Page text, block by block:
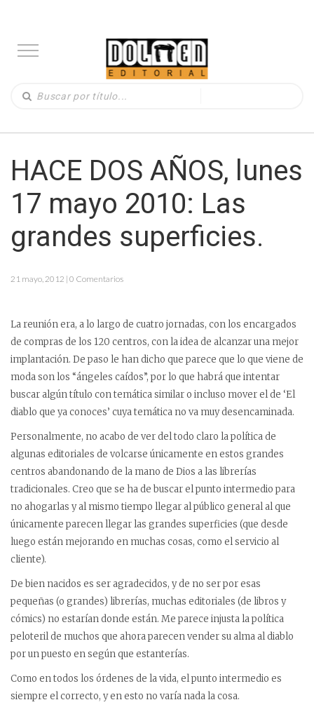
HACE DOS AÑOS, lunes
17 mayo 2010: Las
grandes superficies.
21 mayo, 2012 | 0 Comentarios
La reunión era, a lo largo de cuatro jornadas, con los encargados
de compras de los 120 centros, con la idea de alcanzar una mejor
implantación. De paso le han dicho que parece que lo que viene de
moda son los “ángeles caídos”, por lo que habrá que intentar
buscar algún título con temática similar o incluso mover el de ‘El
diablo que ya conoces’ cuya temática no va muy desencaminada.
Personalmente, no acabo de ver del todo claro la política de
algunas editoriales de volcarse únicamente en estos grandes
centros abandonando de la mano de Dios a las librerías
tradicionales. Creo que se ha de buscar el punto intermedio para
no ahogarlas y al mismo tiempo llegar al público general al que
únicamente parecen llegar las grandes superficies (que desde
luego están mejorando en muchas cosas, como el servicio al
cliente).
De bien nacidos es ser agradecidos, y de no ser por esas
pequeñas (o grandes) librerías, muchas editoriales (de libros y
cómics) no estarían donde están. Me parece injusta la política
peloteril de muchos que ahora parecen vender su alma al diablo
por un puesto en según que estanterías.
Como en todos los órdenes de la vida, el punto intermedio es
siempre el correcto, y en esto no varía nada la cosa.